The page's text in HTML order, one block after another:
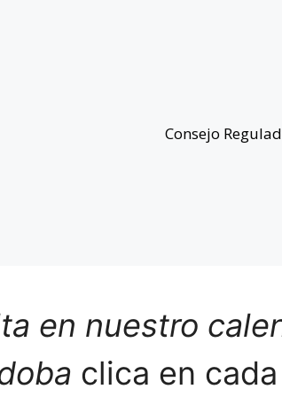
Consejo
en nuestro
clica en